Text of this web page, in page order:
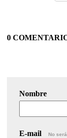
0
Nombre
E-mail No